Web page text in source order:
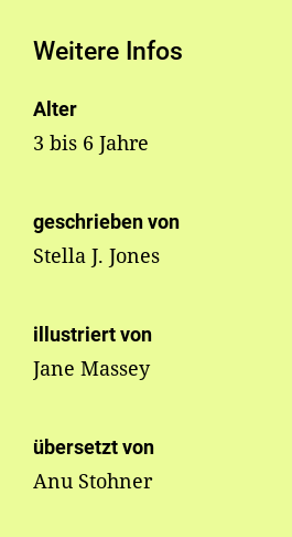
Weitere Infos
Alter
3 bis 6 Jahre
geschrieben von
Stella J. Jones
illustriert von
Jane Massey
übersetzt von
Anu Stohner